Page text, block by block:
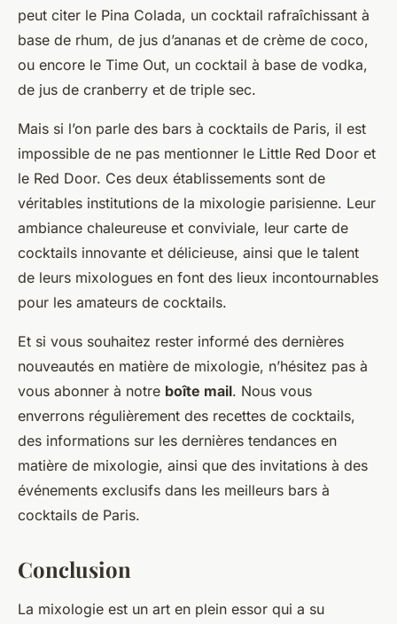
peut citer le Pina Colada, un cocktail rafraîchissant à
base de rhum, de jus d’ananas et de crème de coco,
ou encore le Time Out, un cocktail à base de vodka,
de jus de cranberry et de triple sec.
Mais si l’on parle des bars à cocktails de Paris, il est
impossible de ne pas mentionner le Little Red Door et
le Red Door. Ces deux établissements sont de
véritables institutions de la mixologie parisienne. Leur
ambiance chaleureuse et conviviale, leur carte de
cocktails innovante et délicieuse, ainsi que le talent
de leurs mixologues en font des lieux incontournables
pour les amateurs de cocktails.
Et si vous souhaitez rester informé des dernières
nouveautés en matière de mixologie, n’hésitez pas à
vous abonner à notre boîte mail. Nous vous
enverrons régulièrement des recettes de cocktails,
des informations sur les dernières tendances en
matière de mixologie, ainsi que des invitations à des
événements exclusifs dans les meilleurs bars à
cocktails de Paris.
Conclusion
La mixologie est un art en plein essor qui a su